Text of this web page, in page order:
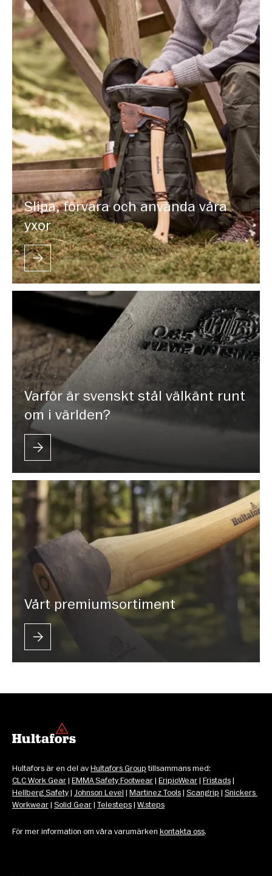
Slipa, förvara och använda våra
yxor
Varför är svenskt stål välkänt runt
om i världen?
Vårt premiumsortiment
Hultafors är en del av Hultafors Group tillsammans med:
CLC Work Gear | EMMA Safety Footwear | EripioWear | Fristads
Hellberg Safety | Johnson Level | Martinez Tools | Scangrip | Snickers
Workwear | Solid Gear | Telesteps | W.steps
För mer information om våra varumärken kontakta oss.